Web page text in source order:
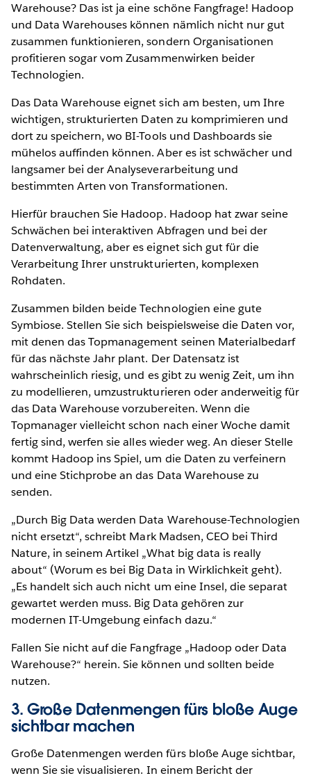
Warehouse? Das ist ja eine schöne Fangfrage! Hadoop
und Data Warehouses können nämlich nicht nur gut
zusammen funktionieren, sondern Organisationen
profitieren sogar vom Zusammenwirken beider
Technologien.
Das Data Warehouse eignet sich am besten, um Ihre
wichtigen, strukturierten Daten zu komprimieren und
dort zu speichern, wo BI-Tools und Dashboards sie
mühelos auffinden können. Aber es ist schwächer und
langsamer bei der Analyseverarbeitung und
bestimmten Arten von Transformationen.
Hierfür brauchen Sie Hadoop. Hadoop hat zwar seine
Schwächen bei interaktiven Abfragen und bei der
Datenverwaltung, aber es eignet sich gut für die
Verarbeitung Ihrer unstrukturierten, komplexen
Rohdaten.
Zusammen bilden beide Technologien eine gute
Symbiose. Stellen Sie sich beispielsweise die Daten vor,
mit denen das Topmanagement seinen Materialbedarf
für das nächste Jahr plant. Der Datensatz ist
wahrscheinlich riesig, und es gibt zu wenig Zeit, um ihn
zu modellieren, umzustrukturieren oder anderweitig für
das Data Warehouse vorzubereiten. Wenn die
Topmanager vielleicht schon nach einer Woche damit
fertig sind, werfen sie alles wieder weg. An dieser Stelle
kommt Hadoop ins Spiel, um die Daten zu verfeinern
und eine Stichprobe an das Data Warehouse zu
senden.
„Durch Big Data werden Data Warehouse-Technologien
nicht ersetzt“, schreibt Mark Madsen, CEO bei Third
Nature, in seinem Artikel „What big data is really
about“ (Worum es bei Big Data in Wirklichkeit geht).
„Es handelt sich auch nicht um eine Insel, die separat
gewartet werden muss. Big Data gehören zur
modernen IT-Umgebung einfach dazu.“
Fallen Sie nicht auf die Fangfrage „Hadoop oder Data
Warehouse?“ herein. Sie können und sollten beide
nutzen.
3. Große Datenmengen fürs bloße Auge
sichtbar machen
Große Datenmengen werden fürs bloße Auge sichtbar,
wenn Sie sie visualisieren. In einem Bericht der